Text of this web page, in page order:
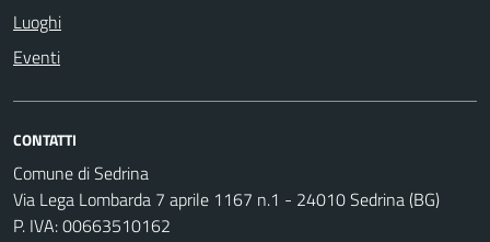
Luoghi
Eventi
CONTATTI
Comune di Sedrina
Via Lega Lombarda 7 aprile 1167 n.1 - 24010 Sedrina (BG)
P. IVA: 00663510162